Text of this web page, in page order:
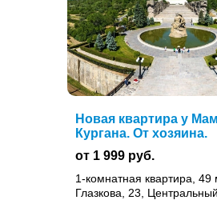
Новая квартира у
Кургана. От хозяина.
от 1 999 руб.
1-комнатная квартира, 49
Глазкова, 23,